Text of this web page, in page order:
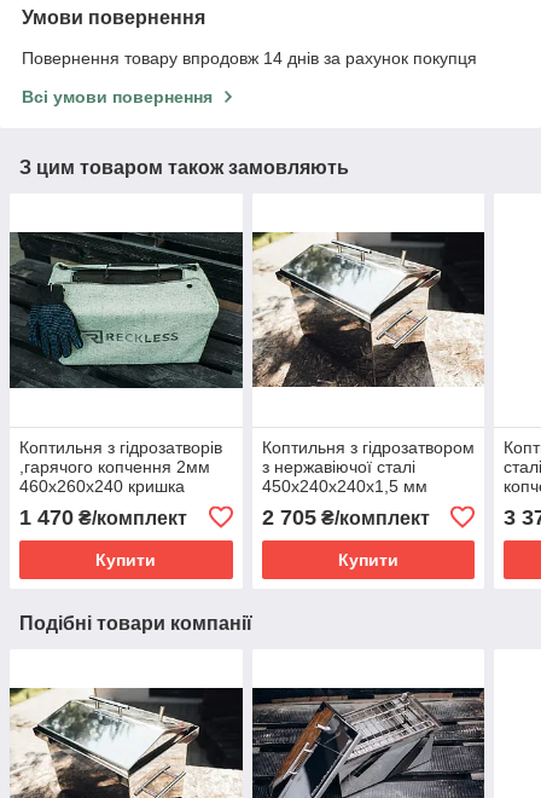
Умови повернення
Повернення товару впродовж 14 днів за рахунок покупця
Всі умови повернення
З цим товаром також замовляють
Коптильня з гідрозатворів
,гарячого копчення 2мм
460х260х240 кришка
рукавичками
1 470 ₴/комплект
Купити
Коптильня з гідрозатвором
з нержавіючої сталі
450х240х240х1,5 мм
брезентовий чохол плюс
рукавички
2 705₴/комплект
Купити
3
Подібні товари компанії